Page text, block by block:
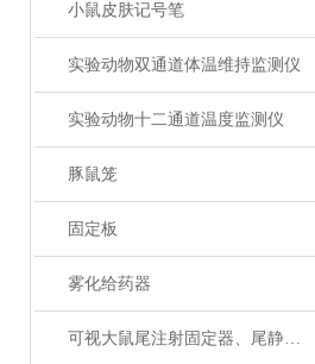
小鼠皮肤记号笔
实验动物双通道体温维持监测仪
实验动物十二通道温度监测仪
豚鼠笼
固定板
雾化给药器
可视大鼠尾注射固定器、尾静脉注射